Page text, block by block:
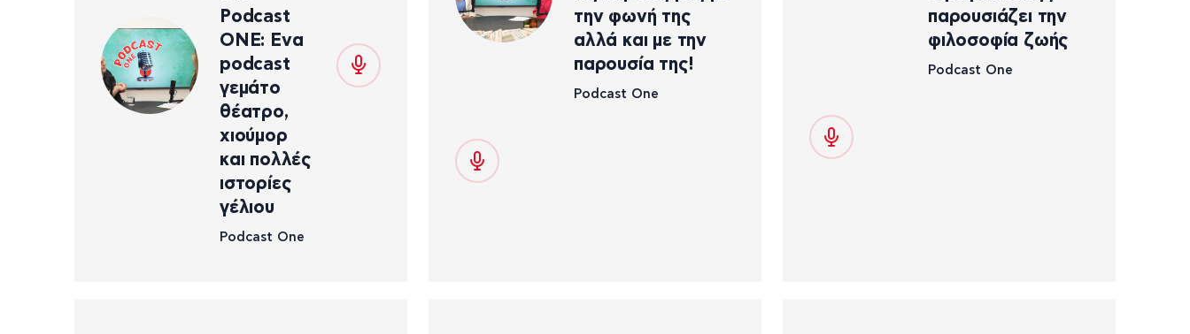
Podcast
ONE: Ενα
podcast
γεμάτο
θέατρο,
χιούμορ
και πολλές
ιστορίες
γέλιου
Podcast One
την φωνή της
αλλά και με την
παρουσία της!
Podcast One
παρουσιάζει την
φιλοσοφία ζωής
Podcast One